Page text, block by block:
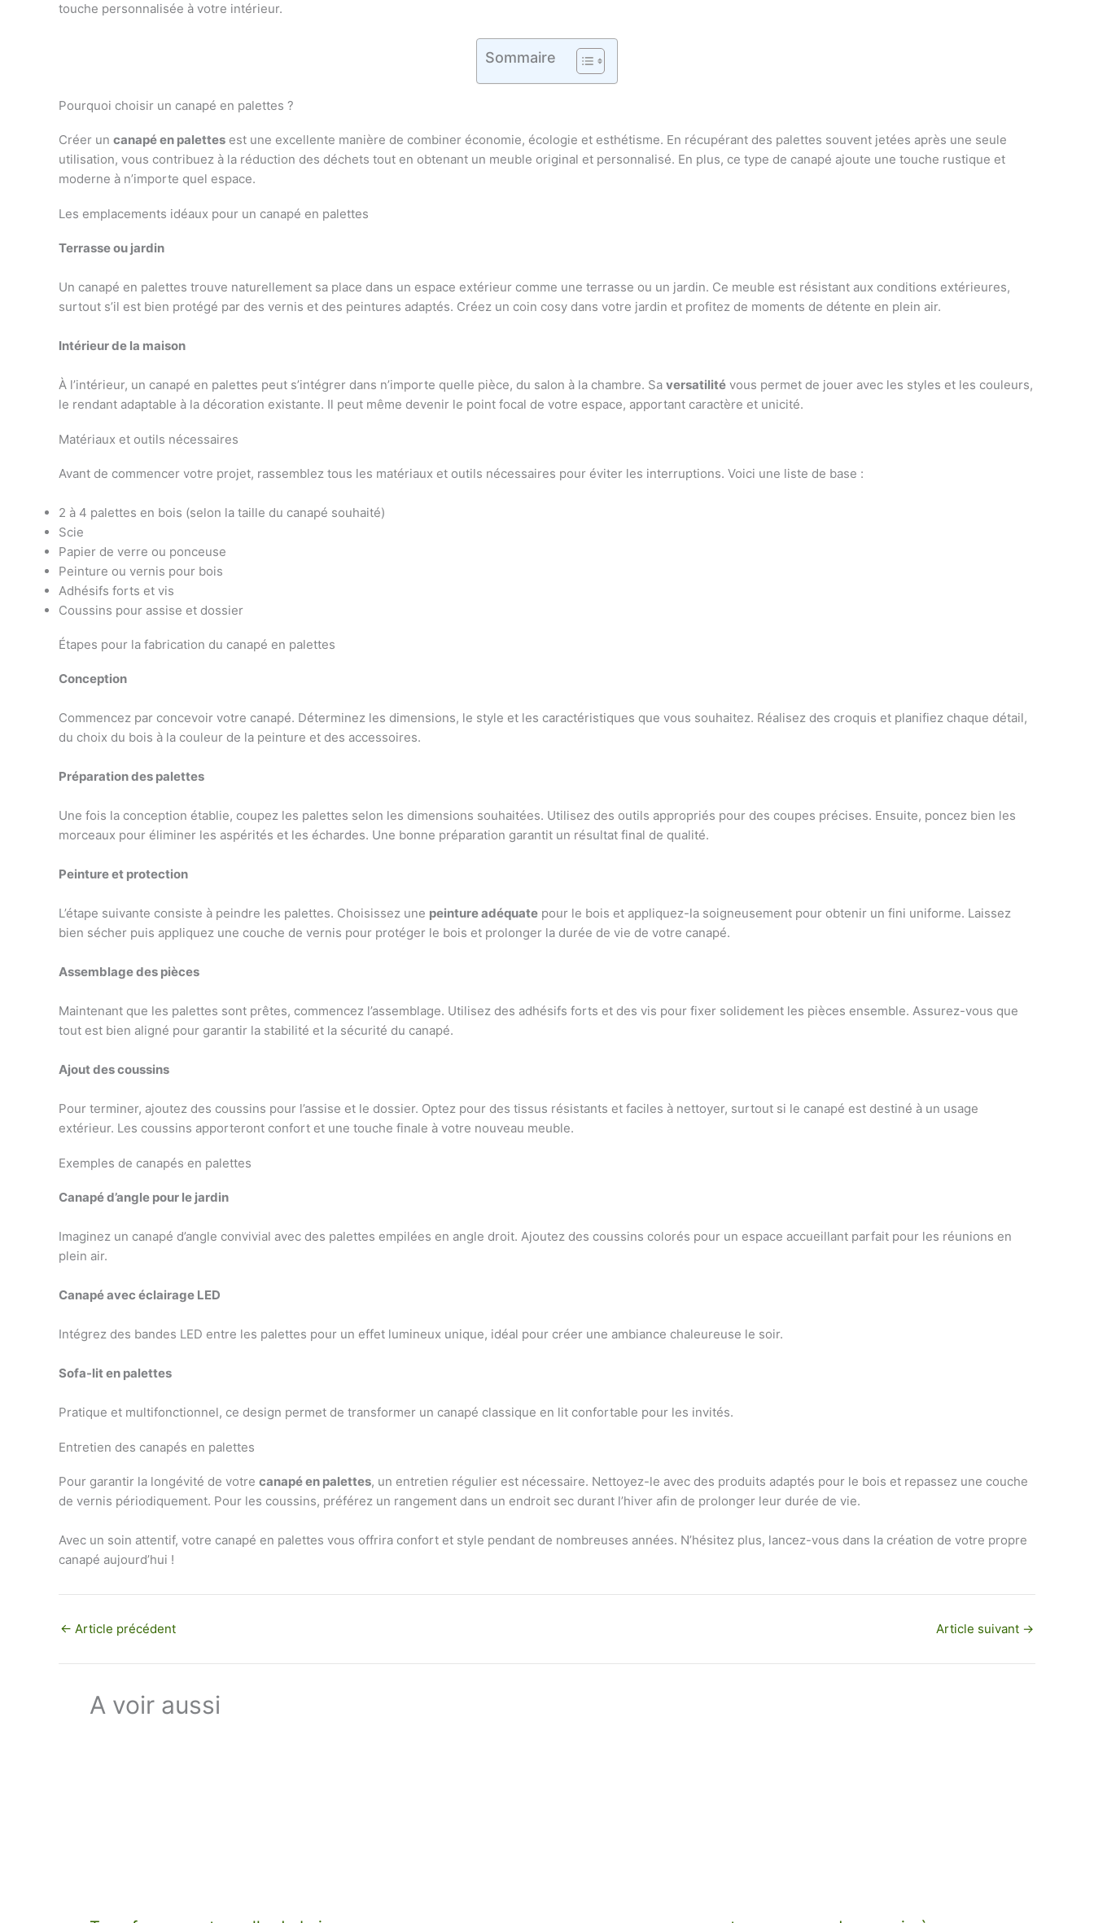
touche personnalisée à votre intérieur.
Sommaire
Pourquoi choisir un canapé en palettes ?
Créer un canapé en palettes est une excellente manière de combiner économie, écologie et esthétisme. En récupérant des palettes souvent jetées après une seule
utilisation, vous contribuez à la réduction des déchets tout en obtenant un meuble original et personnalisé. En plus, ce type de canapé ajoute une touche rustique et
moderne à n’importe quel espace.
Les emplacements idéaux pour un canapé en palettes
Terrasse ou jardin
Un canapé en palettes trouve naturellement sa place dans un espace extérieur comme une terrasse ou un jardin. Ce meuble est résistant aux conditions extérieures,
surtout s’il est bien protégé par des vernis et des peintures adaptés. Créez un coin cosy dans votre jardin et profitez de moments de détente en plein air.
Intérieur de la maison
À l’intérieur, un canapé en palettes peut s’intégrer dans n’importe quelle pièce, du salon à la chambre. Sa versatilité vous permet de jouer avec les styles et les couleurs,
le rendant adaptable à la décoration existante. Il peut même devenir le point focal de votre espace, apportant caractère et unicité.
Matériaux et outils nécessaires
Avant de commencer votre projet, rassemblez tous les matériaux et outils nécessaires pour éviter les interruptions. Voici une liste de base :
2 à 4 palettes en bois (selon la taille du canapé souhaité)
Scie
Papier de verre ou ponceuse
Peinture ou vernis pour bois
Adhésifs forts et vis
Coussins pour assise et dossier
Étapes pour la fabrication du canapé en palettes
Conception
Commencez par concevoir votre canapé. Déterminez les dimensions, le style et les caractéristiques que vous souhaitez. Réalisez des croquis et planifiez chaque détail,
du choix du bois à la couleur de la peinture et des accessoires.
Préparation des palettes
Une fois la conception établie, coupez les palettes selon les dimensions souhaitées. Utilisez des outils appropriés pour des coupes précises. Ensuite, poncez bien les
morceaux pour éliminer les aspérités et les échardes. Une bonne préparation garantit un résultat final de qualité.
Peinture et protection
L’étape suivante consiste à peindre les palettes. Choisissez une peinture adéquate pour le bois et appliquez-la soigneusement pour obtenir un fini uniforme. Laissez
bien sécher puis appliquez une couche de vernis pour protéger le bois et prolonger la durée de vie de votre canapé.
Assemblage des pièces
Maintenant que les palettes sont prêtes, commencez l’assemblage. Utilisez des adhésifs forts et des vis pour fixer solidement les pièces ensemble. Assurez-vous que
tout est bien aligné pour garantir la stabilité et la sécurité du canapé.
Ajout des coussins
Pour terminer, ajoutez des coussins pour l’assise et le dossier. Optez pour des tissus résistants et faciles à nettoyer, surtout si le canapé est destiné à un usage
extérieur. Les coussins apporteront confort et une touche finale à votre nouveau meuble.
Exemples de canapés en palettes
Canapé d’angle pour le jardin
Imaginez un canapé d’angle convivial avec des palettes empilées en angle droit. Ajoutez des coussins colorés pour un espace accueillant parfait pour les réunions en
plein air.
Canapé avec éclairage LED
Intégrez des bandes LED entre les palettes pour un effet lumineux unique, idéal pour créer une ambiance chaleureuse le soir.
Sofa-lit en palettes
Pratique et multifonctionnel, ce design permet de transformer un canapé classique en lit confortable pour les invités.
Entretien des canapés en palettes
Pour garantir la longévité de votre canapé en palettes, un entretien régulier est nécessaire. Nettoyez-le avec des produits adaptés pour le bois et repassez une couche
de vernis périodiquement. Pour les coussins, préférez un rangement dans un endroit sec durant l’hiver afin de prolonger leur durée de vie.
Avec un soin attentif, votre canapé en palettes vous offrira confort et style pendant de nombreuses années. N’hésitez plus, lancez-vous dans la création de votre propre
canapé aujourd’hui !
← Article précédent Article suivant →
A voir aussi